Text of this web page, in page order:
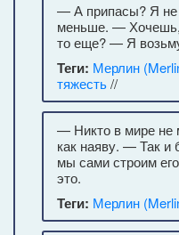
— А припасы? Я не
меньше. — Хочешь,
то еще? — Я
Теги: Мерлин
тяжесть//
— Никто в мире не
как наяву. — Так
мы сами строим
это.
Теги: Мерлин